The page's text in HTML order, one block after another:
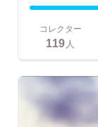
コレクター
119 人